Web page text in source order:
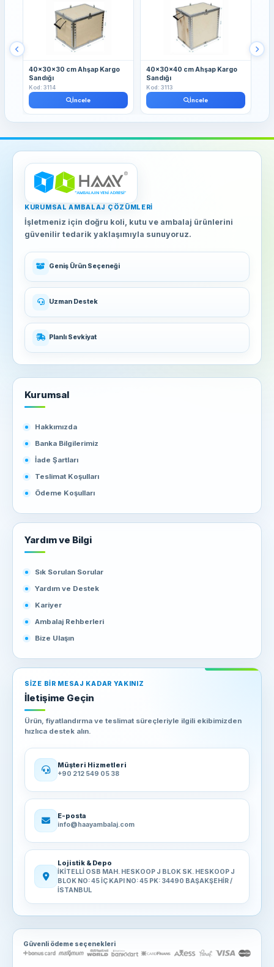
40x30x30 cm Ahşap Kargo
Sandığı
Kod: 3114
İncele
40x30x40 cm Ahşap Kargo
Sandığı
Kod: 3113
İncele
KURUMSAL AMBALAJ ÇÖZÜMLERI
İşletmeniz için doğru koli, kutu ve ambalaj ürünlerini
güvenilir tedarik yaklaşımıyla sunuyoruz.
Geniş Ürün Seçeneği
Uzman Destek
Planlı Sevkiyat
Kurumsal
Hakkımızda
Banka Bilgilerimiz
İade Şartları
Teslimat Koşulları
Ödeme Koşulları
Yardım ve Bilgi
Sık Sorulan Sorular
Yardım ve Destek
Kariyer
Ambalaj Rehberleri
Bize Ulaşın
SIZE BIR MESAJ KADAR YAKINIZ
İletişime Geçin
Ürün, fiyatlandırma ve teslimat süreçleriyle ilgili ekibimizden
hızlıca destek alın.
Müşteri Hizmetleri
+90 212 549 05 38
E-posta
info@haayambalaj.com
Lojistik & Depo
İKİTELLİ OSB MAH. HESKOOP J BLOK SK. HESKOOP J
BLOK NO: 45 İÇ KAPI NO: 45 PK: 34490 BAŞAKŞEHİR /
İSTANBUL
Güvenli ödeme seçenekleri